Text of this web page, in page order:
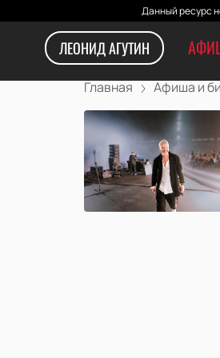
Данный ресурс
ЛЕОНИД АГУТИН
Главная Афиша и